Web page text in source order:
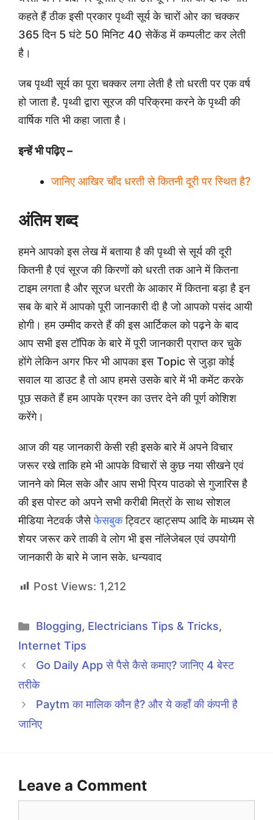
कहते हैं ठीक इसी प्रकार पृथ्वी सूर्य के चारों ओर का चक्कर
365 दिन 5 घंटे 50 मिनिट 40 सेकेंड में कम्पलीट कर लेती
है।
जब पृथ्वी सूर्य का पूरा चक्कर लगा लेती है तो धरती पर एक वर्ष
हो जाता है. पृथ्वी द्वारा सूरज की परिक्रमा करने के पृथ्वी की
वार्षिक गति भी कहा जाता है।
इन्हें भी पढ़िए –
जानिए आखिर चाँद धरती से कितनी दूरी पर स्थित है?
अंतिम शब्द
हमने आपको इस लेख में बताया है की पृथ्वी से सूर्य की दूरी
कितनी है एवं सूरज की किरणों को धरती तक आने में कितना
टाइम लगता है और सूरज धरती के आकार में कितना बड़ा है इन
सब के बारे में आपको पूरी जानकारी दी है जो आपको पसंद आयी
होगी। हम उम्मीद करते हैं की इस आर्टिकल को पढ़ने के बाद
आप सभी इस टॉपिक के बारे में पूरी जानकारी प्राप्त कर चुके
होंगे लेकिन अगर फिर भी आपका इस Topic से जुड़ा कोई
सवाल या डाउट है तो आप हमसे उसके बारे में भी कमेंट करके
पूछ सकते हैं हम आपके प्रश्न का उत्तर देने की पूर्ण कोशिश
करेंगे।
आज की यह जानकारी केसी रही इसके बारे में अपने विचार
जरूर रखे ताकि हमे भी आपके विचारों से कुछ नया सीखने एवं
जानने को मिल सके और आप सभी प्रिय पाठको से गुजारिस है
की इस पोस्ट को अपने सभी करीबी मित्रों के साथ सोशल
मीडिया नेटवर्क जैसेफेसबुक ट्विटर व्हाट्सप्प आदि के माध्यम से
शेयर जरूर करे ताकी वे लोग भी इस नॉलेजेबल एवं उपयोगी
जानकारी के बारे मे जान सके. धन्यवाद
Post Views: 1,212
Categories
Blogging, Electricians Tips & Tricks,
Internet Tips
Go Daily App से पैसे कैसे कमाए? जानिए 4 बेस्ट
तरीके
Paytm का मालिक कौन है? और ये कहाँ की कंपनी है
जानिए
Leave a Comment